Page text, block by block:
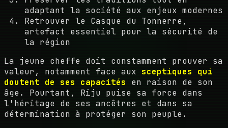
adaptant la société aux enjeux modernes
Retrouver le Casque du Tonnerre,
artefact essentiel pour la sécurité de
la région
La jeune cheffe doit constamment prouver sa
valeur, notamment face aux sceptiques qui
doutent de ses capacités en raison de son
âge. Pourtant, Riju puise sa force dans
l'héritage de ses ancêtres et dans sa
détermination à protéger son peuple.